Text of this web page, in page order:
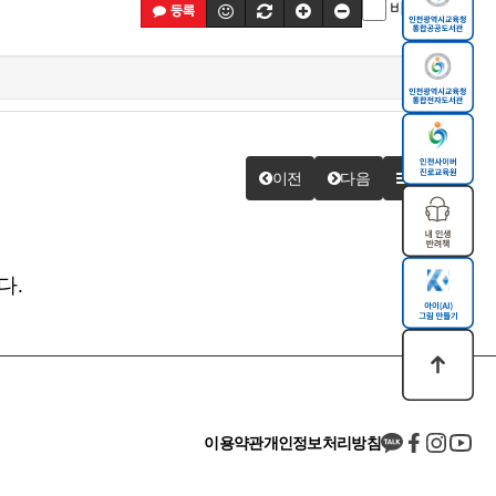
등록 비밀글
이전 다음 목록
.
이용약관개인정보처리방침